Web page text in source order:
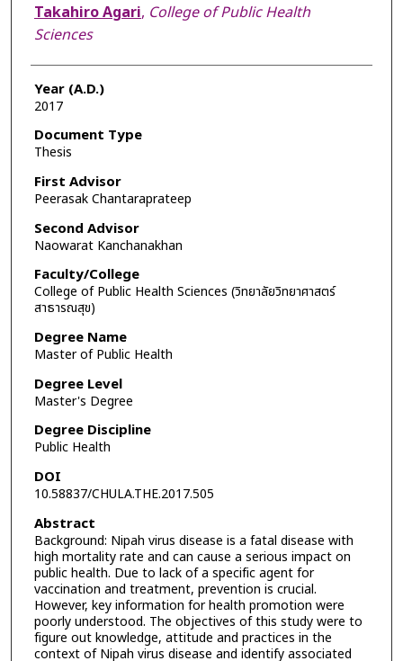
Author
Takahiro Agari, College of Public Health
Sciences
Year (A.D.)
2017
Document Type
Thesis
First Advisor
Peerasak Chantaraprateep
Second Advisor
Naowarat Kanchanakhan
Faculty/College
College of Public Health Sciences (วิทยาลัยวิทยาศาสตร์
สาธารณสุข)
Degree Name
Master of Public Health
Degree Level
Master's Degree
Degree Discipline
Public Health
DOI
10.58837/CHULA.THE.2017.505
Abstract
Background: Nipah virus disease is a fatal disease with
high mortality rate and can cause a serious impact on
public health. Due to lack of a specific agent for
vaccination and treatment, prevention is crucial.
However, key information for health promotion were
poorly understood. The objectives of this study were to
figure out knowledge, attitude and practices in the
context of Nipah virus disease and identify associated